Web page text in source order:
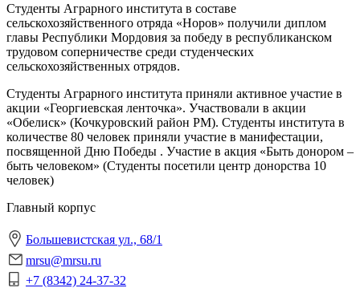
Студенты Аграрного института в составе
сельскохозяйственного отряда «Норов» получили диплом
главы Республики Мордовия за победу в республиканском
трудовом соперничестве среди студенческих
сельскохозяйственных отрядов.
Студенты Аграрного института приняли активное участие в
акции «Георгиевская ленточка». Участвовали в акции
«Обелиск» (Кочкуровский район РМ). Студенты института в
количестве 80 человек приняли участие в манифестации,
посвященной Дню Победы . Участие в акция «Быть донором –
быть человеком» (Студенты посетили центр донорства 10
человек)
Главный корпус
Большевистская ул., 68/1
mrsu@mrsu.ru
+7 (8342) 24-37-32